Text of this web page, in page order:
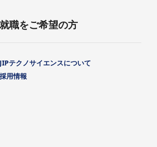
就職をご希望の方
JIPテクノサイエンスについて
採用情報